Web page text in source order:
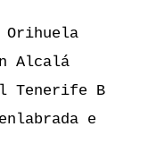
Orihuela
Alcalá
Tenerife B
e